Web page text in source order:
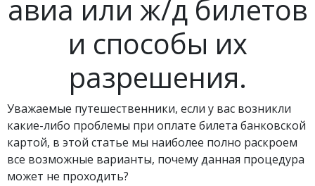
авиа или ж/д билетов
и способы их
разрешения.
Уважаемые путешественники, если у вас возникли
какие-либо проблемы при оплате билета банковской
картой, в этой статье мы наиболее полно раскроем
все возможные варианты, почему данная процедура
может не проходить?